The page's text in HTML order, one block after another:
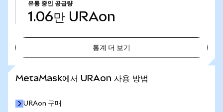
유통 중인 공급량
1.06만 URAon
통계 더 보기
MetaMask에서 URAon 사용 방법
URAon 구매